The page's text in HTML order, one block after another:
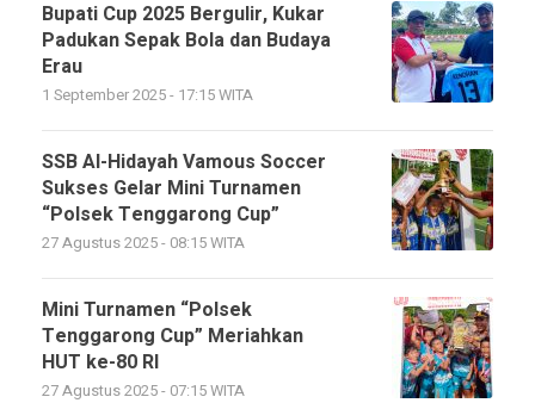
Bupati Cup 2025 Bergulir, Kukar
Padukan Sepak Bola dan Budaya
Erau
1 September 2025 - 17:15 WITA
SSB Al-Hidayah Vamous Soccer
Sukses Gelar Mini Turnamen
“Polsek Tenggarong Cup”
27 Agustus 2025 - 08:15 WITA
Mini Turnamen “Polsek
Tenggarong Cup” Meriahkan
HUT ke-80 RI
27 Agustus 2025 - 07:15 WITA